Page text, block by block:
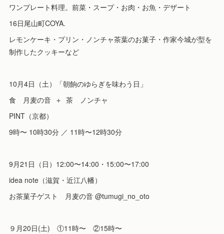
ワンプレート料理。前菜・スープ・お肉・お魚・デザート
16日尾山町COYA.
レモンケーキ・プリン・ノンチャ茶葉のお菓子・作家今城が型を
制作したクッキーなど
10月4日（土）「朝餉のゆらぎを味わう日」
食 月麦の音 ＋ 茶 ノンチャ
PINT（京都）
9時〜 10時30分 ／ 11時〜12時30分
9月21日（日）12:00〜14:00・15:00〜17:00
idea note（滋賀・近江八幡）
お茶菓子ゲスト 月麦の音 @tumugi_no_oto
９月20日(土) ①11時〜 ②15時〜